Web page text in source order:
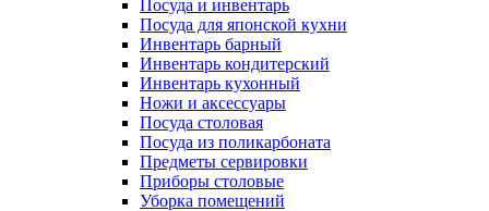
Посуда и инвентарь
Посуда для японской кухни
Инвентарь барный
Инвентарь кондитерский
Инвентарь кухонный
Ножи и аксессуары
Посуда столовая
Посуда из поликарбоната
Предметы сервировки
Приборы столовые
Уборка помещений